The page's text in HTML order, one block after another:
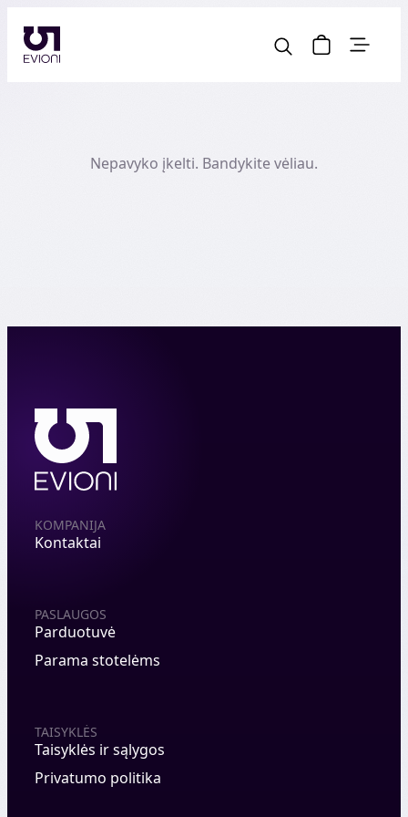
Nepavyko įkelti. Bandykite vėliau.
KOMPANIJA
Kontaktai
PASLAUGOS
Parduotuvė
Parama stotelėms
TAISYKLĖS
Taisyklės ir sąlygos
Privatumo politika